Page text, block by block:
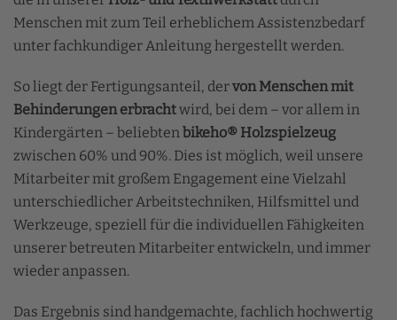
Menschen mit zum Teil erheblichem Assistenzbedarf
unter fachkundiger Anleitung hergestellt werden.
So liegt der Fertigungsanteil, dervon Menschen mit
Behinderungen erbrachtwird, bei dem – vor allem in
Kindergärten – beliebtenbikeho® Holzspielzeug
zwischen 60% und 90%. Dies ist möglich, weil unsere
Mitarbeiter mit großem Engagement eine Vielzahl
unterschiedlicher Arbeitstechniken, Hilfsmittel und
Werkzeuge, speziell für die individuellen Fähigkeiten
unserer betreuten Mitarbeiter entwickeln, und immer
wieder anpassen.
Das Ergebnis sind handgemachte, fachlich hochwertig